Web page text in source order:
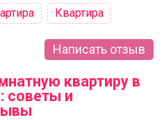
Квартира
Написать отзыв
квартиру в
советы и